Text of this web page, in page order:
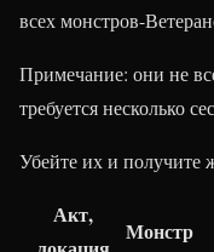
всех монстров-
Примечание: они не
требуется несколько
Убейте их и получите
Акт,
Монстр